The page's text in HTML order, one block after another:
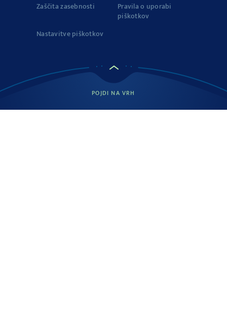
Zaščita zasebnosti
Pravila o uporabi
piškotkov
Nastavitve piškotkov
POJDI NA VRH